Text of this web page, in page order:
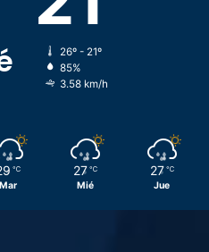
26º - 21º
85%
3.58 km/h
℃
Mar
27 ℃
Mié
27 ℃
Jue